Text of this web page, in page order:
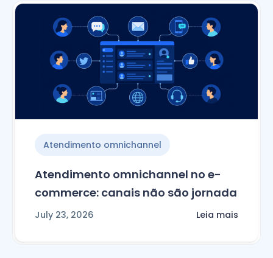
Atendimento omnichannel
Atendimento omnichannel no e-
commerce: canais não são jornada
July 23, 2026 Leia mais